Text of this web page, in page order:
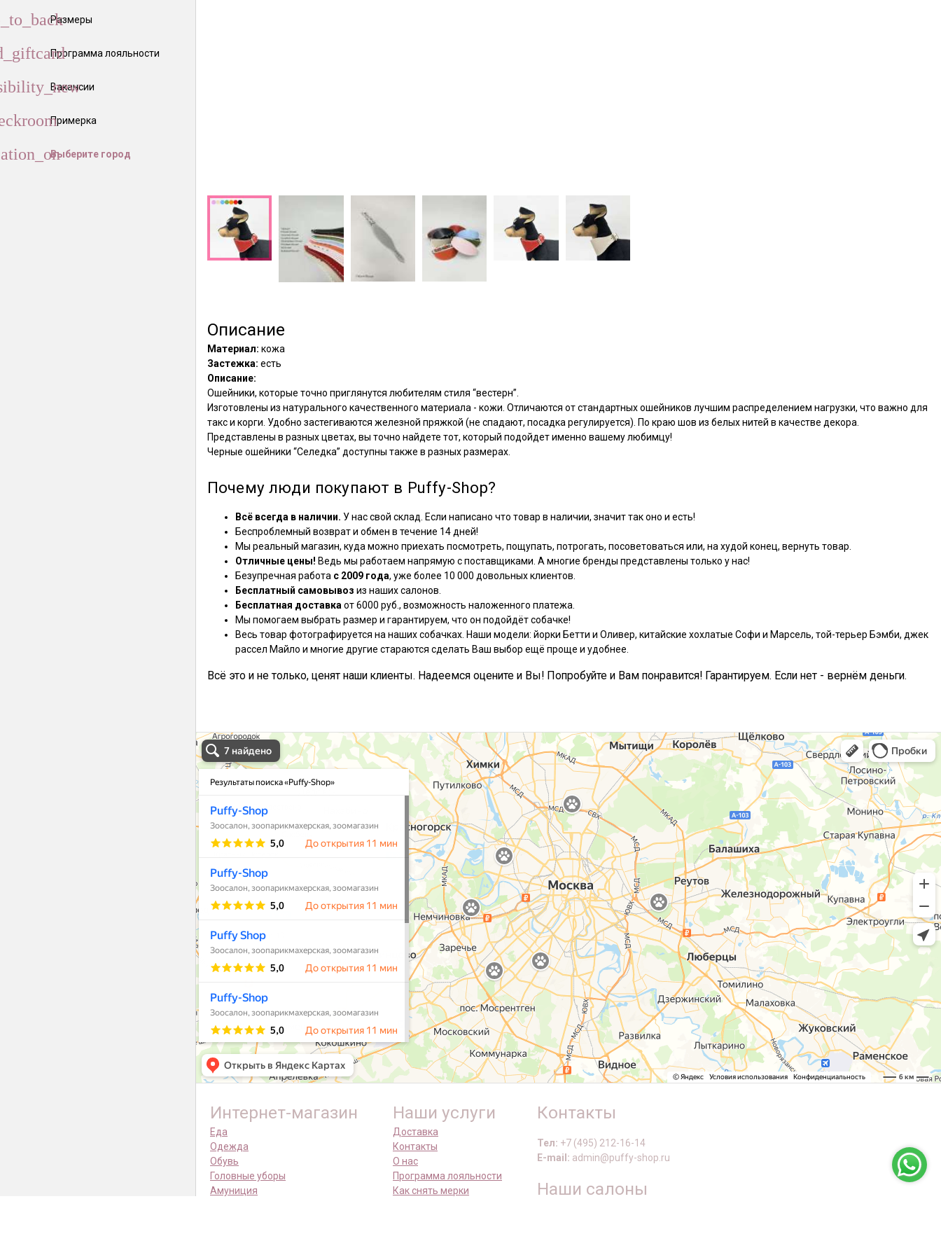
Описание
Материал: кожа
Застежка: есть
Описание:
Ошейники, которые точно приглянутся любителям стиля “вестерн”.
Изготовлены из натурального качественного материала - кожи. Отличаются от стандартных ошейников лучшим распределением нагрузки, что важно для
такс и корги. Удобно застегиваются железной пряжкой (не спадают, посадка регулируется). По краю шов из белых нитей в качестве декора.
Представлены в разных цветах, вы точно найдете тот, который подойдет именно вашему любимцу!
Черные ошейники “Селедка” доступны также в разных размерах.
Почему люди покупают в Puffy-Shop?
Всё всегда в наличии. У нас свой склад. Если написано что товар в наличии, значит так оно и есть!
Беспроблемный возврат и обмен в течение 14 дней!
Мы реальный магазин, куда можно приехать посмотреть, пощупать, потрогать, посоветоваться или, на худой конец, вернуть товар.
Отличные цены! Ведь мы работаем напрямую с поставщиками. А многие бренды представлены только у нас!
Безупречная работа с 2009 года, уже более 10 000 довольных клиентов.
Бесплатный самовывоз из наших салонов.
Бесплатная доставка от 6000 руб., возможность наложенного платежа.
Мы помогаем выбрать размер и гарантируем, что он подойдёт собачке!
Весь товар фотографируется на наших собачках. Наши модели: йорки Бетти и Оливер, китайские хохлатые Софи и Марсель, той-терьер Бэмби, джек
рассел Майло и многие другие стараются сделать Ваш выбор ещё проще и удобнее.
Всё это и не только, ценят наши клиенты. Надеемся оцените и Вы! Попробуйте и Вам понравится! Гарантируем. Если нет - вернём деньги.
Интернет-магазин
Еда
Одежда
Обувь
Головные уборы
Амуниция
Наши услуги
Доставка
Контакты
О нас
Программа лояльности
Как снять мерки
Контакты
Тел: +7 (495) 212-16-14
E-mail: admin@puffy-shop.ru
Наши салоны
Размеры
Программа лояльности
Вакансии
Примерка
Выберите город